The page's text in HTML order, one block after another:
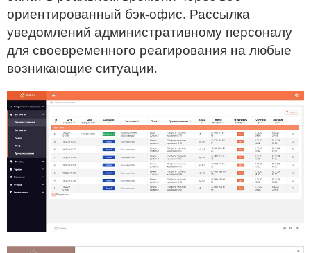
ориентированный бэк-офис. Рассылка
уведомлений административному персоналу
для своевременного реагирования на любые
возникающие ситуации.